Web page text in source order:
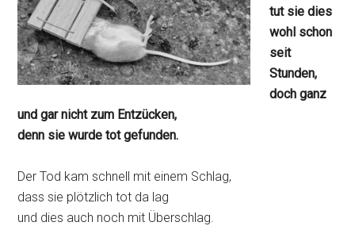
tut sie dies
wohl schon
seit
Stunden,
doch ganz
und gar nicht zum Entzücken,
denn sie wurde tot gefunden.
Der Tod kam schnell mit einem Schlag,
dass sie plötzlich tot da lag
und dies auch noch mit Überschlag.